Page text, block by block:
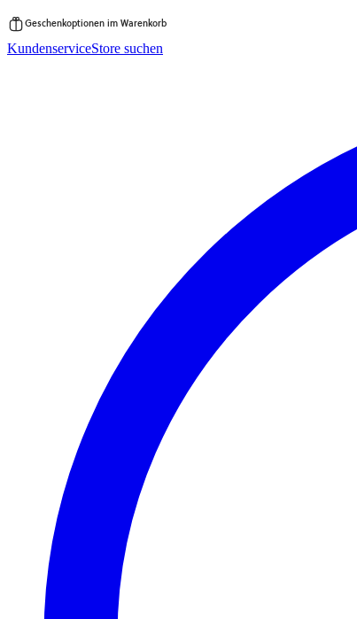
Inhalt
Geschenkoptionen im Warenkorb
KundenserviceStore suchen